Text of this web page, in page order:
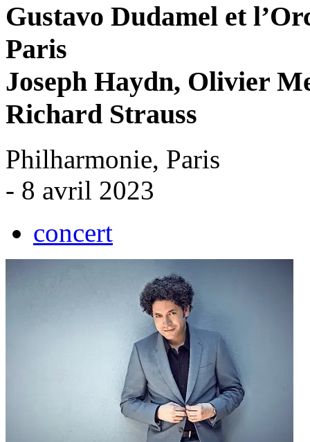
Gustavo Dudamel et
Paris
Joseph Haydn, Olivier
Richard Strauss
Philharmonie, Paris
- 8 avril 2023
concert